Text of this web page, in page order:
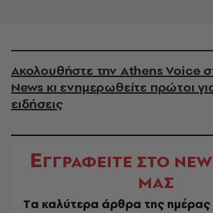
Ακολουθήστε την Athens Voice
News κι ενημερωθείτε πρώτοι
ειδήσεις
ΕΓΓΡΑΦΕΙΤΕ ΣΤΟ
ΜΑΣ
Tα καλύτερα άρθρα της ημέρας